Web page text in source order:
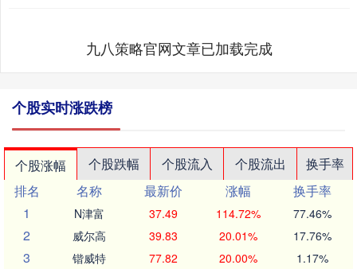
九八策略官网文章已加载完成
个股实时涨跌榜
个股涨幅 个股跌幅 个股流入 个股流出
换手率
排名
名称 最新价 涨幅
换手率
1
N津富 37.49 114.72% 77.46%
2 威尔高 39.83 20.01% 17.76%
3 锴威特 77.82 20.00% 1.17%